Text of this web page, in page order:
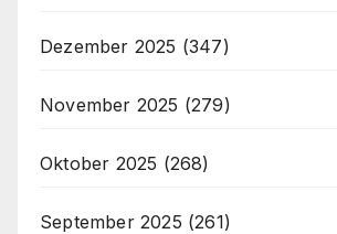
Dezember 2025 (347)
November 2025 (279)
Oktober 2025 (268)
September 2025 (261)